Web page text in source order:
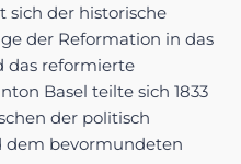
sich der historische
der Reformation in das
das reformierte
Basel teilte sich 1833
der politisch
dem bevormundeten